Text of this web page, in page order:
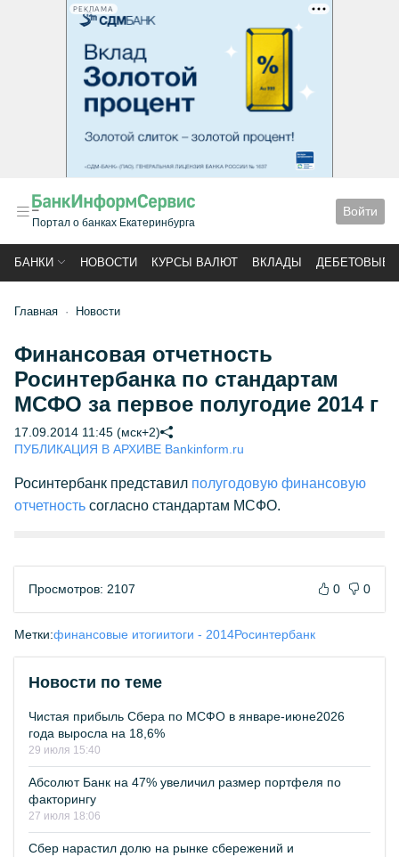
РЕКЛАМА
Портал о банках Екатеринбурга
Войти
БАНКИ НОВОСТИ КУРСЫ ВАЛЮТ ВКЛАДЫ ДЕБЕТОВЫЕ
Главная Новости
Финансовая отчетность
Росинтербанка по стандартам
МСФО за первое полугодие 2014 г
17.09.2014 11:45 (мск+2)
ПУБЛИКАЦИЯ В АРХИВЕ Bankinform.ru
Росинтербанк представил полугодовую финансовую
отчетность согласно стандартам МСФО.
Просмотров: 2107 0 0
Метки:финансовые итогиитоги - 2014Росинтербанк
Новости по теме
Чистая прибыль Сбера по МСФО в январе-июне2026
года выросла на 18,6%
29 июля 15:40
Абсолют Банк на 47% увеличил размер портфеля по
факторингу
27 июля 18:06
Сбер нарастил долю на рынке сбережений и